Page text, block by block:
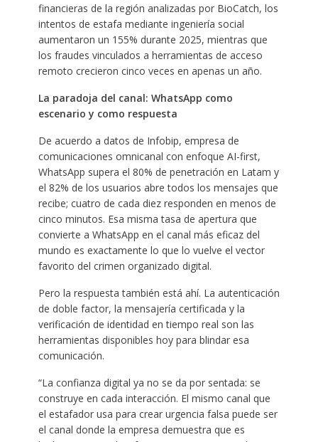
financieras de la región analizadas por BioCatch, los
intentos de estafa mediante ingeniería social
aumentaron un 155% durante 2025, mientras que
los fraudes vinculados a herramientas de acceso
remoto crecieron cinco veces en apenas un año.
La paradoja del canal: WhatsApp como
escenario y como respuesta
De acuerdo a datos de Infobip, empresa de
comunicaciones omnicanal con enfoque AI-first,
WhatsApp supera el 80% de penetración en Latam y
el 82% de los usuarios abre todos los mensajes que
recibe; cuatro de cada diez responden en menos de
cinco minutos. Esa misma tasa de apertura que
convierte a WhatsApp en el canal más eficaz del
mundo es exactamente lo que lo vuelve el vector
favorito del crimen organizado digital.
Pero la respuesta también está ahí. La autenticación
de doble factor, la mensajería certificada y la
verificación de identidad en tiempo real son las
herramientas disponibles hoy para blindar esa
comunicación.
“La confianza digital ya no se da por sentada: se
construye en cada interacción. El mismo canal que
el estafador usa para crear urgencia falsa puede ser
el canal donde la empresa demuestra que es